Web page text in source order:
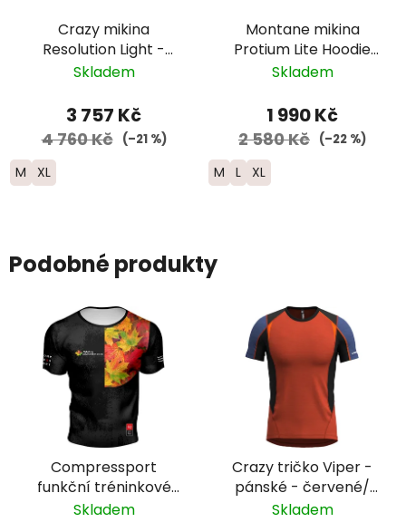
Crazy mikina
Resolution Light -
pánská -
Skladem
3 757 Kč
4 760 Kč (–21 %)
M XL
Montane mikina
Protium Lite Hoodie
zip - pánská - černá
Skladem
1 990 Kč
2 580 Kč (–22 %)
M L XL
Podobné produkty
Compressport
funkční tréninkové
tričko „Nature
Skladem
Crazy tričko Viper -
pánské - červené/
černé/modré
Skladem